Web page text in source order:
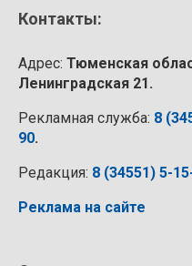
Контакты:
Адрес: Тюменская
Ленинградская 21.
Рекламная служба: 8
90.
Редакция: 8 (34551) 5-
Реклама на сайте